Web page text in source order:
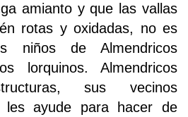
amianto y que las vallas
rotas y oxidadas, no es
niños de Almendricos
lorquinos. Almendricos
sus vecinos
les ayude para hacer de